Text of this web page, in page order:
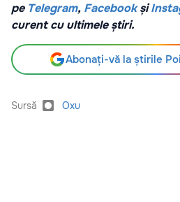
pe Telegram, Facebook și
curent cu ultimele știri.
Abonați-vă la știrile
Sursă Oxu